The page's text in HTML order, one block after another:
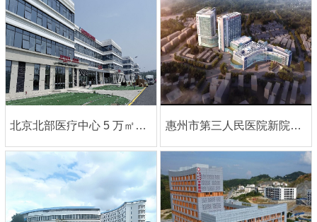
北京北部医疗中心 5 万㎡旗舰项目｜大巨龙医用同质透心地板铸就高端医疗标杆 惠州市第三人民医院新院｜中英双语案例